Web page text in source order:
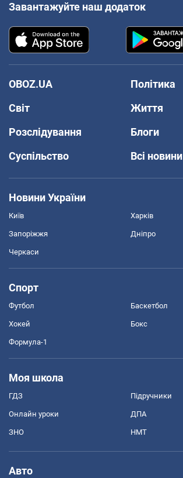
Завантажуйте наш додаток
OBOZ.UA
Політика
Світ
Життя
Розслідування
Блоги
Суспільство
Всі новини
Новини України
Київ Харків
Запоріжжя Дніпро
Черкаси
Спорт
Футбол Баскетбол
Хокей Бокс
Формула-1
Моя школа
ГДЗ Підручники
Онлайн уроки ДПА
ЗНО НМТ
Авто